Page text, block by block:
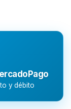
y débito